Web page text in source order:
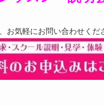
お気軽にお問い合わせくだ